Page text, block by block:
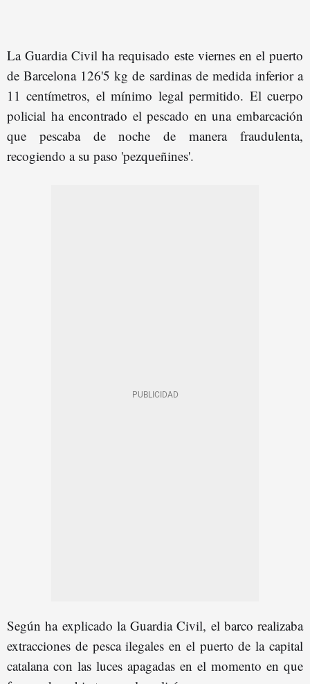
La Guardia Civil ha requisado este viernes en el puerto
de Barcelona 126'5 kg de sardinas de medida inferior a
11 centímetros, el mínimo legal permitido. El cuerpo
policial ha encontrado el pescado en una embarcación
que pescaba de noche de manera fraudulenta,
recogiendo a su paso 'pezqueñines'.
Según ha explicado la Guardia Civil, el barco realizaba
extracciones de pesca ilegales en el puerto de la capital
catalana con las luces apagadas en el momento en que